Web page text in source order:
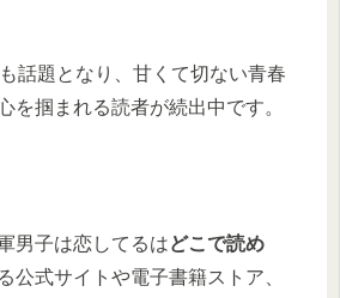
話題となり、甘くて切ない青春
を掴まれる読者が続出中です。
男子は恋してるはどこで読め
公式サイトや電子書籍ストア、